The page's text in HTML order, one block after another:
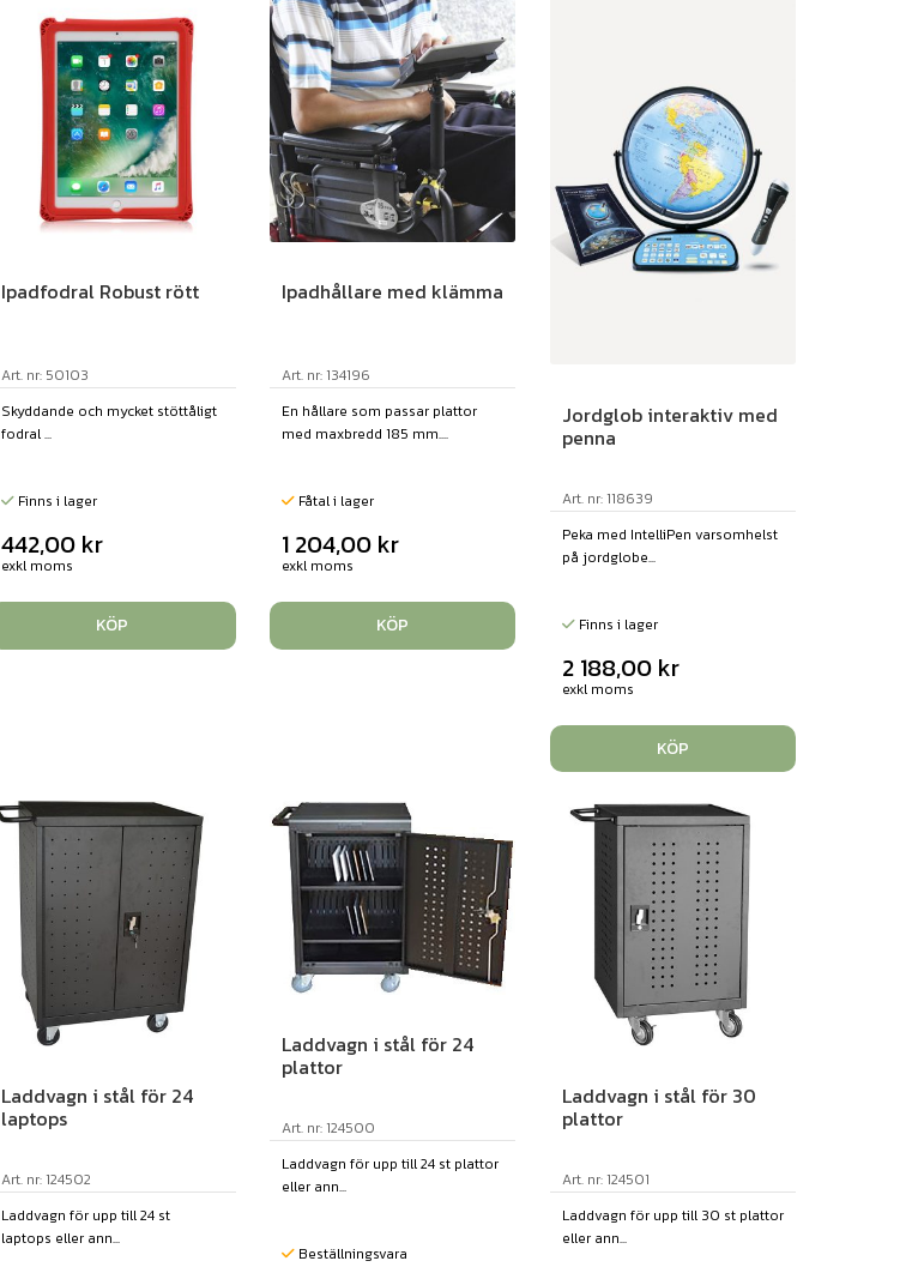
Ipadfodral Robust rött
Art. nr: 50103
Skyddande och mycket stöttåligt
fodral ...
Finns i lager
442,00 kr
exkl moms
KÖP
Ipadhållare med klämma
Art. nr: 134196
En hållare som passar plattor
med maxbredd 185 mm....
Fåtal i lager
1 204,00 kr
exkl moms
KÖP
Jordglob interaktiv med
penna
Art. nr: 118639
Peka med IntelliPen varsomhelst
på jordglobe...
Finns i lager
2 188,00 kr
exkl moms
KÖP
Laddvagn i stål för 24
laptops
Art. nr: 124502
Laddvagn för upp till 24 st
laptops eller ann...
Laddvagn i stål för 24
plattor
Art. nr: 124500
Laddvagn för upp till 24 st plattor
eller ann...
Beställningsvara
Laddvagn i stål för 30
plattor
Art. nr: 124501
Laddvagn för upp till 30 st plattor
eller ann...